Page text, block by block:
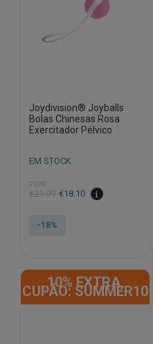
Joydivision® Joyballs
Bolas Chinesas Rosa
Exercitador Pélvico
EM STOCK
PVPR
€21.99
O
original
€18.10
O
atual
-18%
10% EXTRA,
CUPÃO: SUMMER10